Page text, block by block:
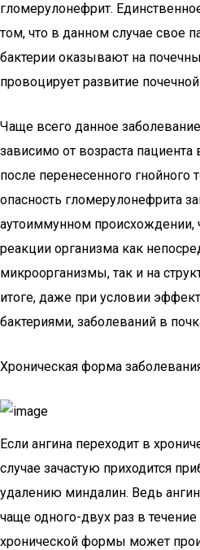
гломерулонефрит.
том, что в данном случае свое
бактерии оказывают на
провоцирует развитие
Чаще всего данное
зависимо от возраста
после перенесенного гнойного
опасность гломерулонефрита
аутоиммунном происхождении,
реакции организма как
микроорганизмы, так и на
итоге, даже при условии
бактериями, заболеваний в
Хроническая форма
Если ангина переходит в
случае зачастую приходится
удалению миндалин. Ведь
чаще одного-двух раз в течение
хронической формы может